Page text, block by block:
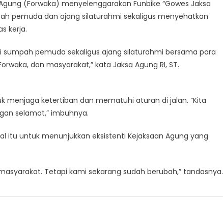
(Forwaka) menyelenggarakan Funbike “Gowes Jaksa
pemuda dan ajang silaturahmi sekaligus menyehatkan
kerja.
pemuda sekaligus ajang silaturahmi bersama para
dan masyarakat,” kata Jaksa Agung RI, ST.
menjaga ketertiban dan mematuhi aturan di jalan. “Kita
selamat,” imbuhnya.
itu untuk menunjukkan eksistenti Kejaksaan Agung yang
Tetapi kami sekarang sudah berubah,” tandasnya.